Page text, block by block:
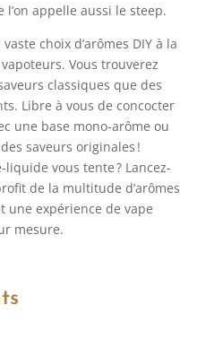
appelle aussi le steep.
choix d’arômes DIY à la
Vous trouverez
classiques que des
Libre à vous de concocter
une base mono-arôme ou
saveurs originales !
liquide vous tente ? Lancez-
de la multitude d’arômes
une expérience de vape
mesure.